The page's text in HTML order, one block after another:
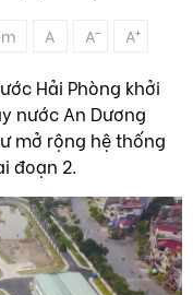
A A- A+
Hải Phòng khởi
nước An Dương
mở rộng hệ thống
đoạn 2.